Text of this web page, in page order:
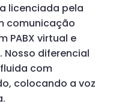
licenciada pela
comunicação
PABX virtual e
diferencial
com
colocando a voz